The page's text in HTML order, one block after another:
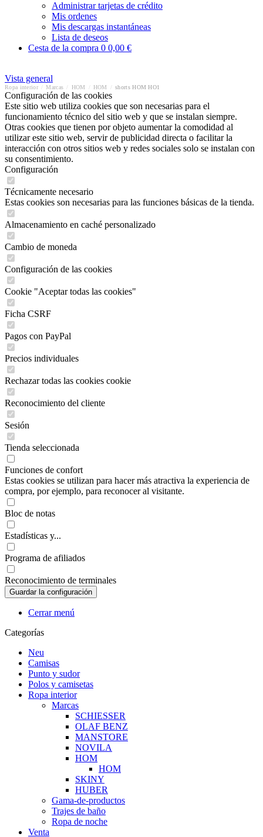
Administrar tarjetas de crédito
Mis ordenes
Mis descargas instantáneas
Lista de deseos
Cesta de la compra 0 0,00 €
Vista general
Ropa interior Marcas HOM HOM shorts HOM HO1
Configuración de las cookies
Este sitio web utiliza cookies que son necesarias para el
funcionamiento técnico del sitio web y que se instalan siempre.
Otras cookies que tienen por objeto aumentar la comodidad al
utilizar este sitio web, servir de publicidad directa o facilitar la
interacción con otros sitios web y redes sociales solo se instalan con
su consentimiento.
Configuración
Técnicamente necesario
Estas cookies son necesarias para las funciones básicas de la tienda.
Almacenamiento en caché personalizado
Cambio de moneda
Configuración de las cookies
Cookie "Aceptar todas las cookies"
Ficha CSRF
Pagos con PayPal
Precios individuales
Rechazar todas las cookies cookie
Reconocimiento del cliente
Sesión
Tienda seleccionada
Funciones de confort
Estas cookies se utilizan para hacer más atractiva la experiencia de
compra, por ejemplo, para reconocer al visitante.
Bloc de notas
Estadísticas y...
Programa de afiliados
Reconocimiento de terminales
Cerrar menú
Categorías
Neu
Camisas
Punto y sudor
Polos y camisetas
Ropa interior
Marcas
SCHIESSER
OLAF BENZ
MANSTORE
NOVILA
HOM
HOM
SKINY
HUBER
Gama-de-productos
Trajes de baño
Ropa de noche
Venta